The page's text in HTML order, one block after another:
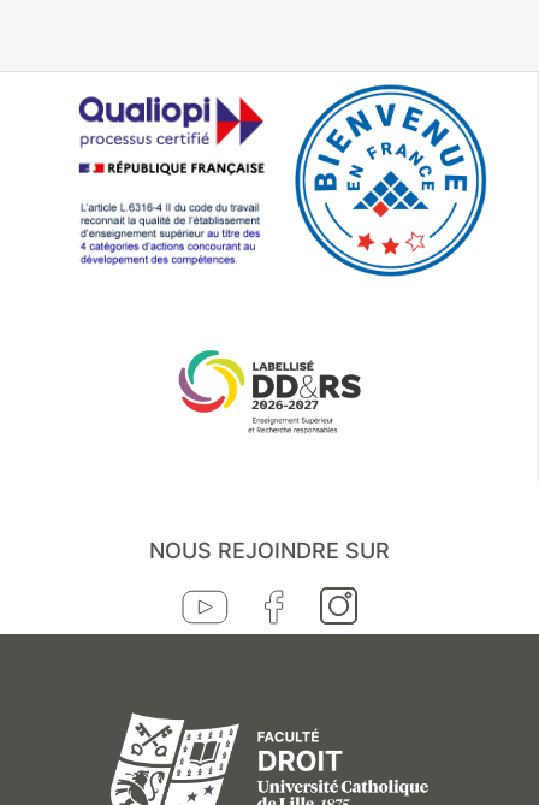
NOUS REJOINDRE SUR